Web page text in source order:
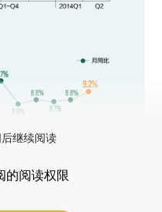
继续阅读
的阅读权限